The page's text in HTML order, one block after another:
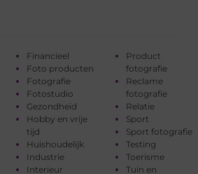
Financieel
Foto producten
Fotografie
Fotostudio
Gezondheid
Hobby en vrije
tijd
Huishoudelijk
Industrie
Interieur
Product
fotografie
Reclame
fotografie
Relatie
Sport
Sport fotografie
Testing
Toerisme
Tuin en